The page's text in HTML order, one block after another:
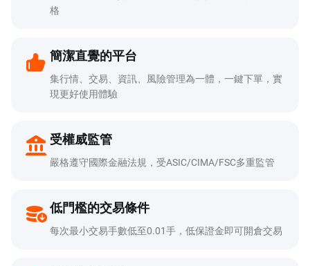
格
簡潔直覺的平台
集行情、交易、資訊、風險管理為一體，一鍵下單，實
現更好使用體驗
受權威監管
嚴格遵守國際金融法規，受ASIC/CIMA/FSC多重監管
低門檻的交易條件
每次最小交易手數低至0.01手，低保證金即可開倉交易